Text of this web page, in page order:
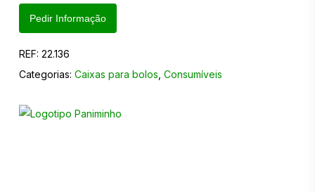
Pedir Informação
REF: 22.136
Categorias: Caixas para bolos Consumíveis